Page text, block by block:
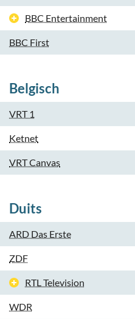
BBC Entertainment
BBC First
Belgisch
VRT 1
Ketnet
VRT Canvas
Duits
ARD Das Erste
ZDF
RTL Television
WDR